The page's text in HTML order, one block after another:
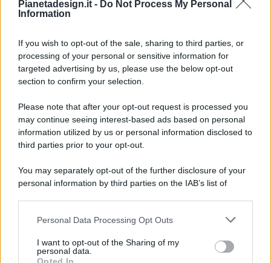
Pianetadesign.it - Do Not Process My Personal
Information
If you wish to opt-out of the sale, sharing to third parties, or
processing of your personal or sensitive information for
targeted advertising by us, please use the below opt-out
section to confirm your selection.
Please note that after your opt-out request is processed you
may continue seeing interest-based ads based on personal
information utilized by us or personal information disclosed to
third parties prior to your opt-out.
You may separately opt-out of the further disclosure of your
personal information by third parties on the IAB’s list of
This information may also be disclosed by us to third parties
disclose it to other third parties.
Personal Data Processing Opt Outs
I want to opt-out of the Sharing of my
personal data.
© 2026 - Pianeta Design - P.IVA 04827280654 - Testata
Registrata Al Tribunale Di Nocera Inferiore N. 8/2020 - RG N.
ISCRIZIONE AL ROC N. 35792 – ISCRITTA ALL’ANSO
(ASSOCIAZIONE NAZIONALE STAMPA ONLINE)
PREFERENZE PRIVACY